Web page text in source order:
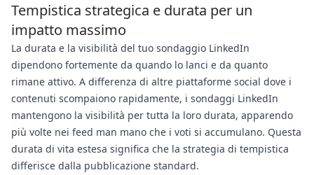
Tempistica strategica e durata per un
impatto massimo
La durata e la visibilità del tuo sondaggio LinkedIn
dipendono fortemente da quando lo lanci e da quanto
rimane attivo. A differenza di altre piattaforme social dove i
contenuti scompaiono rapidamente, i sondaggi LinkedIn
mantengono la visibilità per tutta la loro durata, apparendo
più volte nei feed man mano che i voti si accumulano. Questa
durata di vita estesa significa che la strategia di tempistica
differisce dalla pubblicazione standard.